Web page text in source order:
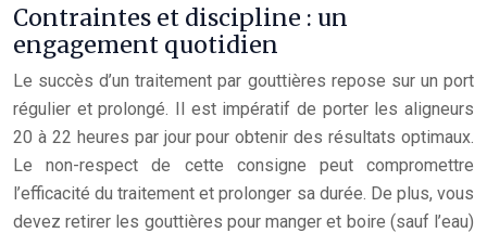
Contraintes et discipline : un
engagement quotidien
Le succès d’un traitement par gouttières repose sur un port
régulier et prolongé. Il est impératif de porter les aligneurs
20 à 22 heures par jour pour obtenir des résultats optimaux.
Le non-respect de cette consigne peut compromettre
l’efficacité du traitement et prolonger sa durée. De plus, vous
devez retirer les gouttières pour manger et boire (sauf l’eau)